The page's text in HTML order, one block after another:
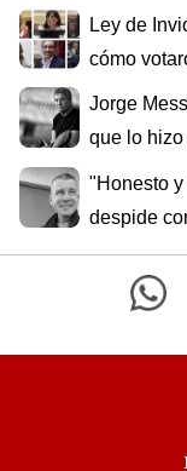
Ley de
cómo
Jorge
que lo
"Honesto
despide